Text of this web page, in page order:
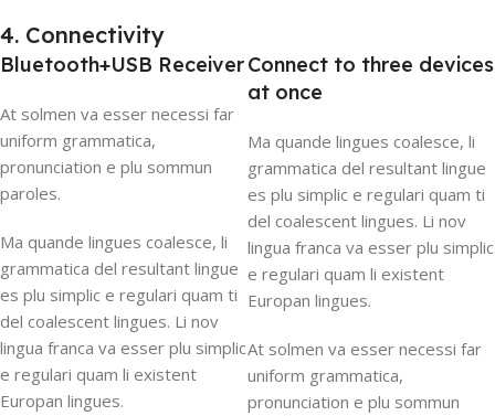
4. Connectivity
Bluetooth+USB Receiver
At solmen va esser necessi far
uniform grammatica,
pronunciation e plu sommun
paroles.
Ma quande lingues coalesce, li
grammatica del resultant lingue
es plu simplic e regulari quam ti
del coalescent lingues. Li nov
lingua franca va esser plu simplic
e regulari quam li existent
Europan lingues.
Connect to three devices
at once
Ma quande lingues coalesce, li
grammatica del resultant lingue
es plu simplic e regulari quam ti
del coalescent lingues. Li nov
lingua franca va esser plu simplic
e regulari quam li existent
Europan lingues.
At solmen va esser necessi far
uniform grammatica,
pronunciation e plu sommun